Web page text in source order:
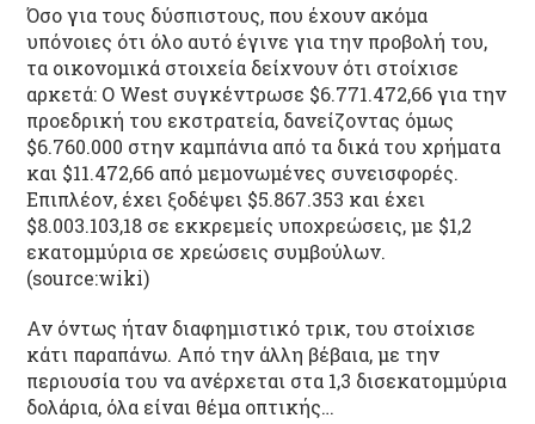
Όσο για τους δύσπιστους, που έχουν ακόμα
υπόνοιες ότι όλο αυτό έγινε για την προβολή του,
τα οικονομικά στοιχεία δείχνουν ότι στοίχισε
αρκετά: Ο West συγκέντρωσε $6.771.472,66 για την
προεδρική του εκστρατεία, δανείζοντας όμως
$6.760.000 στην καμπάνια από τα δικά του χρήματα
και $11.472,66 από μεμονωμένες συνεισφορές.
Επιπλέον, έχει ξοδέψει $5.867.353 και έχει
$8.003.103,18 σε εκκρεμείς υποχρεώσεις, με $1,2
εκατομμύρια σε χρεώσεις συμβούλων.
(source:wiki)
Αν όντως ήταν διαφημιστικό τρικ, του στοίχισε
κάτι παραπάνω. Από την άλλη βέβαια, με την
περιουσία του να ανέρχεται στα 1,3 δισεκατομμύρια
δολάρια, όλα είναι θέμα οπτικής…